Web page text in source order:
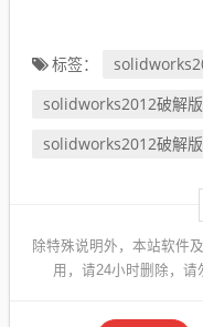
标签：
solidworks2012破解版
solidworks2012破解
除特殊说明外，本站软件
用，请24小时删除，请